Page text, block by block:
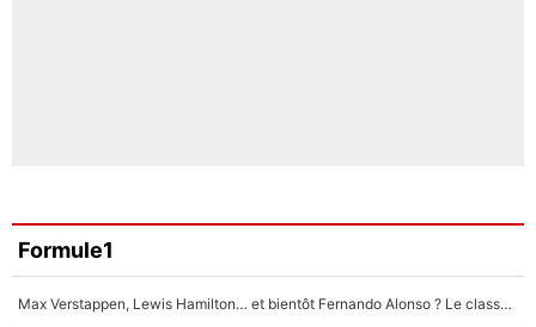
Formule1
Max Verstappen, Lewis Hamilton… et bientôt Fernando Alonso ? Le classement des pilotes les mieux payés en Formule 1 risque de changer !